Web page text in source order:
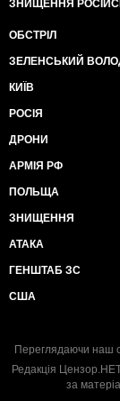
ЗНИЩЕННЯ
ОБСТРІЛ
ЗЕЛЕНСЬКИЙ
КИЇВ
РОСІЯ
ДРОНИ
АРМІЯ РФ
ПОЛЬЩА
ЗНИЩЕННЯ
АТАКА
ГЕНШТАБ ЗС
США
Переглядаючи наш
Редакція
за